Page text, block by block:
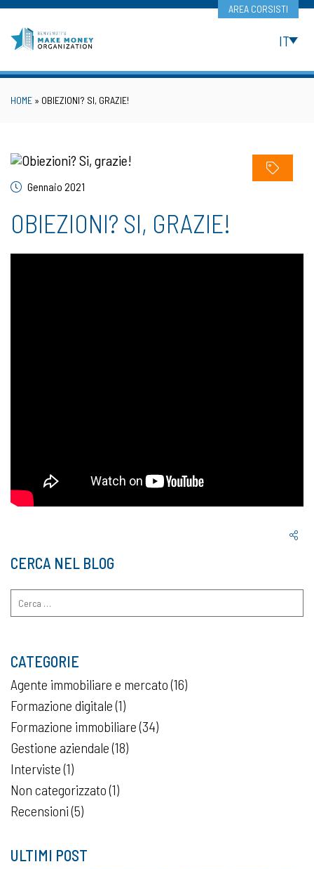
Skip
content
AREA CORSISTI
IT
HOME » OBIEZIONI? SI, GRAZIE!
Gennaio 2021
OBIEZIONI? SI, GRAZIE!
CERCA NEL BLOG
Ricerca
per:
CATEGORIE
Agente immobiliare e mercato(16)
Formazione digitale(1)
Formazione immobiliare(34)
Gestione aziendale(18)
Interviste(1)
Non categorizzato(1)
Recensioni(5)
ULTIMI POST